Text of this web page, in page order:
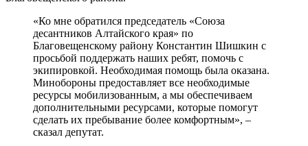
«Ко мне обратился председатель «Союза
десантников Алтайского края» по
Благовещенскому району Константин Шишкин с
просьбой поддержать наших ребят, помочь с
экипировкой. Необходимая помощь была оказана.
Минобороны предоставляет все необходимые
ресурсы мобилизованным, а мы обеспечиваем
дополнительными ресурсами, которые помогут
сделать их пребывание более комфортным», –
сказал депутат.